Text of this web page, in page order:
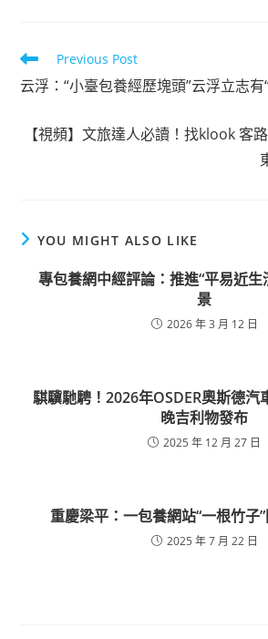
Read
more
articles
Previous Post
云浮：“小臺包養經歷塊頭”云浮立志有
【視頻】文旅達人必讀！找klook 客
YOU MIGHT ALSO LIKE
專包養網中經評論：推進“平易近生
景
2026 年 3 月 12 日
騏驥馳騁！2026年OSDER奧斯德汽
晚吉利物發布
2025 年 12 月 27 日
重慶梁平：一包養網站“一根竹子
2025 年 7 月 22 日